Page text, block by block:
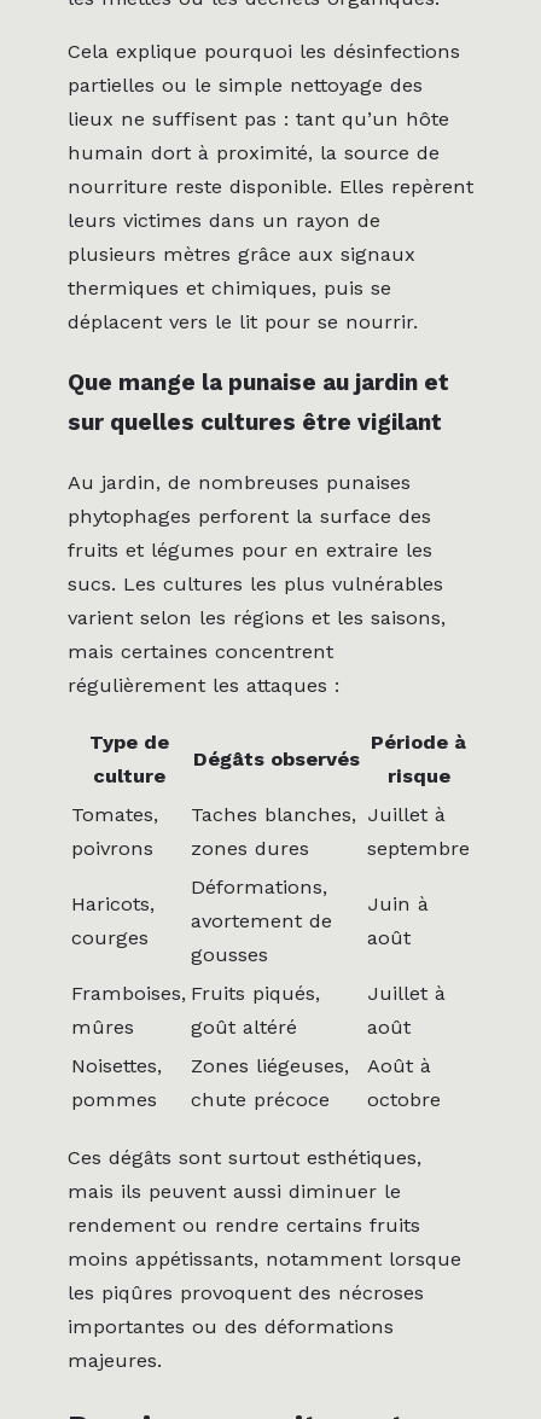
Cela explique pourquoi les désinfections
partielles ou le simple nettoyage des
lieux ne suffisent pas : tant qu’un hôte
humain dort à proximité, la source de
nourriture reste disponible. Elles repèrent
leurs victimes dans un rayon de
plusieurs mètres grâce aux signaux
thermiques et chimiques, puis se
déplacent vers le lit pour se nourrir.
Que mange la punaise au jardin et
sur quelles cultures être vigilant
Au jardin, de nombreuses punaises
phytophages perforent la surface des
fruits et légumes pour en extraire les
sucs. Les cultures les plus vulnérables
varient selon les régions et les saisons,
mais certaines concentrent
régulièrement les attaques :
Type de
culture
Dégâts observés
Période à
risque
Tomates,
poivrons
Taches blanches,
zones dures
Juillet à
septembre
Haricots,
courges
Déformations,
avortement de
gousses
Juin à
août
Framboises,
mûres
Fruits piqués,
goût altéré
Juillet à
août
Noisettes,
pommes
Zones liégeuses,
chute précoce
Août à
octobre
Ces dégâts sont surtout esthétiques,
mais ils peuvent aussi diminuer le
rendement ou rendre certains fruits
moins appétissants, notamment lorsque
les piqûres provoquent des nécroses
importantes ou des déformations
majeures.